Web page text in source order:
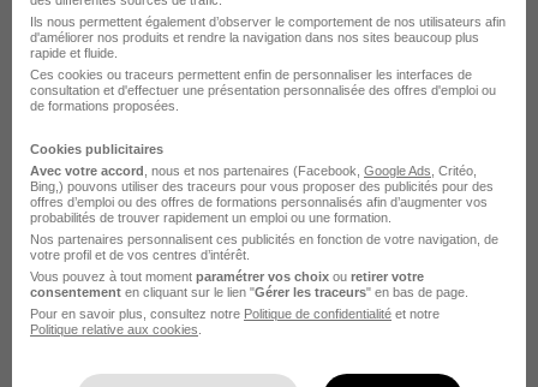
3 de plus
La carte
10 Rue Lirenne
25480 École-Valentin
Ils nous permettent également d’observer le comportement de nos utilisateurs afin
d'améliorer nos produits et rendre la navigation dans nos sites beaucoup plus
rapide et fluide.
Ces cookies ou traceurs permettent enfin de personnaliser les interfaces de
consultation et d'effectuer une présentation personnalisée des offres d'emploi ou
de formations proposées.
Cookies publicitaires
Avec votre accord , nous et nos partenaires (Facebook, Google Ads , Critéo,
Bing,) pouvons utiliser des traceurs pour vous proposer des publicités pour des
offres d’emploi ou des offres de formations personnalisés afin d’augmenter vos
probabilités de trouver rapidement un emploi ou une formation.
Nos partenaires personnalisent ces publicités en fonction de votre navigation, de
votre profil et de vos centres d’intérêt.
Vous pouvez à tout moment paramétrer vos choix ou retirer votre
consentement en cliquant sur le lien "Gérer les traceurs" en bas de page.
Pour en savoir plus, consultez notre Politique de confidentialité et notre
Politique relative aux cookies